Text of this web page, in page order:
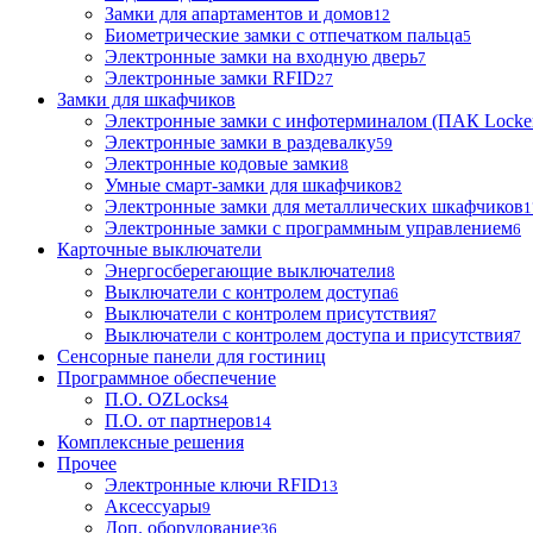
Замки для апартаментов и домов12
Биометрические замки с отпечатком пальца5
Электронные замки на входную дверь7
Электронные замки RFID27
Замки для шкафчиков
Электронные замки с инфотерминалом (ПАК
Электронные замки в раздевалку59
Электронные кодовые замки8
Умные смарт-замки для шкафчиков2
Электронные замки для металлических шкафчиков
Электронные замки с программным управлением6
Карточные выключатели
Энергосберегающие выключатели8
Выключатели с контролем доступа6
Выключатели с контролем присутствия7
Выключатели с контролем доступа и присутствия7
Сенсорные панели для гостиниц
Программное обеспечение
П.О. OZLocks4
П.О. от партнеров14
Комплексные решения
Прочее
Электронные ключи RFID13
Аксессуары9
Доп. оборудование36